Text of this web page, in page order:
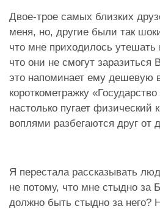
Двое-трое самых близких
меня, но, другие были так
что мне приходилось
что они не смогут заразиться
это напоминает ему дешевую
короткометражку
настолько пугает физический
воплями разбегаются друг от
Я перестала рассказывать
не потому, что мне стыдно за
должно быть стыдно за него?